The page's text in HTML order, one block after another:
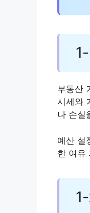
부동산
시세와
나 손실
예산 설
한 여유